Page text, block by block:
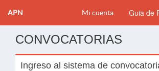
APN Mi cuenta Guia de
CONVOCATORIAS
Ingreso al sistema de